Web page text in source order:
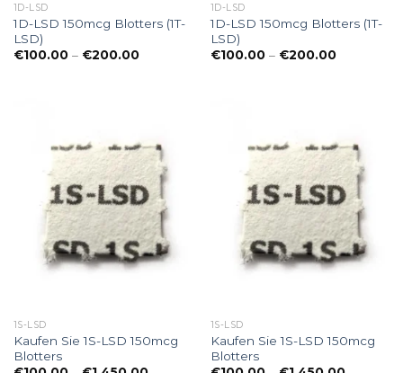
1D-LSD
1D-LSD 150mcg Blotters (1T-
LSD)
€100.00 – €200.00Preisspanne:
1D-LSD
1D-LSD 150mcg Blotters (1T-
LSD)
€100.00 – €200.00
1S-LSD
Kaufen Sie 1S-LSD 150mcg
Blotters
1S-LSD
Kaufen Sie 1S-LSD 150mcg
Blotters